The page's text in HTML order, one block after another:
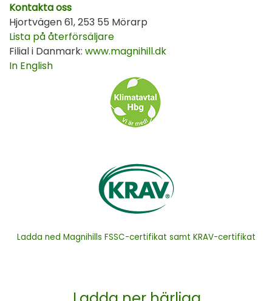
Kontakta oss
Hjortvägen 61, 253 55 Mörarp
Lista på återförsäljare
Filial i Danmark: www.magnihill.dk
In English
Ladda ned Magnihills FSSC-certifikat samt KRAV-certifikat